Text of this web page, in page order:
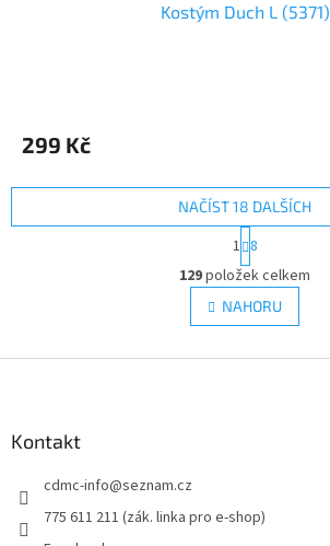
Kostým Duch L (5371)
299 Kč
O
v
l
á
y
NAČÍST 18 DALŠÍCH
t
r
á
n
k
v
1 8
129položek celkem
NAHORU
Kontakt
cdmc-info@seznam.cz
775 611 211 (zák. linka pro e-shop)